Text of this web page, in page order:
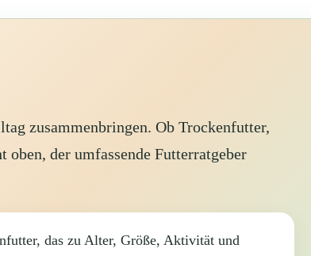
zusammenbringen. Ob Trockenfutter,
der umfassende Futterratgeber
das zu Alter, Größe, Aktivität und